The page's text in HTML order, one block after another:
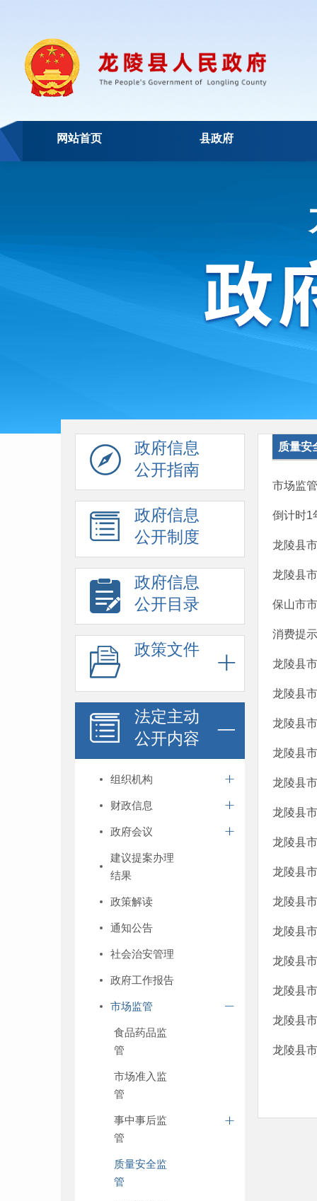
网站首页 县政府
政府信息
公开指南
政府信息
公开制度
政府信息
公开目录
政策文件
法定主动
公开内容
组织机构
财政信息
政府会议
建议提案办理
结果
政策解读
通知公告
社会治安管理
政府工作报告
市场监管
食品药品监
管
市场准入监
管
事中事后监
管
质量安全监
管
质量安
市场监
倒计时1
龙陵县
龙陵县
保山市
消费提
龙陵县
龙陵县
龙陵县
龙陵县
龙陵县
龙陵县
龙陵县
龙陵县
龙陵县
龙陵县
龙陵县
龙陵县
龙陵县
龙陵县